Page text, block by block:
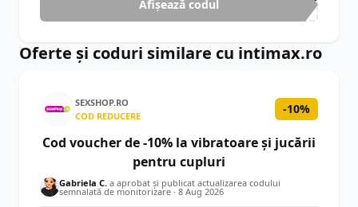
Afișează codul
MKT
Oferte și coduri similare cu intimax.ro
SEXSHOP.RO
COD REDUCERE
-10%
Cod voucher de -10% la vibratoare și jucării
pentru cupluri
Gabriela C. a aprobat și publicat actualizarea codului
semnalată de monitorizare · 8 Aug 2026